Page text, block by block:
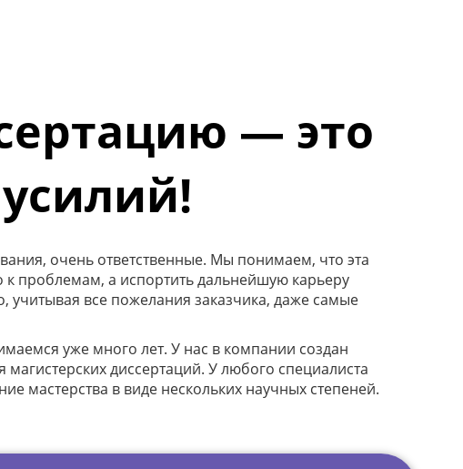
— это
очень ответственные. Мы понимаем, что эта
к проблемам, а испортить дальнейшую карьеру
учитывая все пожелания заказчика, даже самые
уже много лет. У нас в компании создан
диссертаций. У любого специалиста
мастерства в виде нескольких научных степеней.